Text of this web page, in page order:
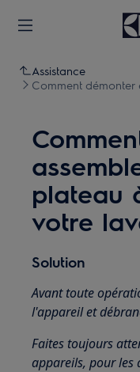
Assistance
Comment démonter
plateau
votre
Solution
Avant toute
l'appareil et
Faites toujours
appareils, pour les